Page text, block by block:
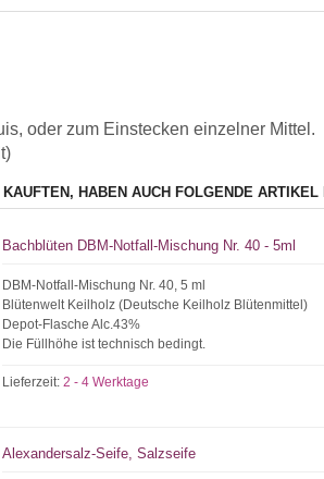
oder zum Einstecken einzelner Mittel.
HABEN AUCH FOLGENDE ARTIKEL
Bachblüten DBM-Notfall-Mischung Nr. 40 - 5ml
DBM-Notfall-Mischung Nr. 40, 5 ml
Blütenwelt Keilholz (Deutsche Keilholz Blütenmittel)
Depot-Flasche Alc.43%
Die Füllhöhe ist technisch bedingt.
Lieferzeit:2 - 4 Werktage
Alexandersalz-Seife, Salzseife